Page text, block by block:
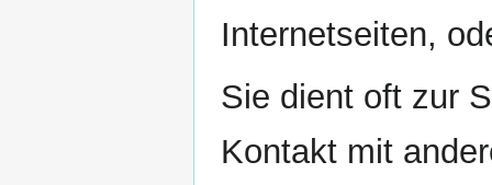
Internetseiten,
Sie dient oft zur
Kontakt mit